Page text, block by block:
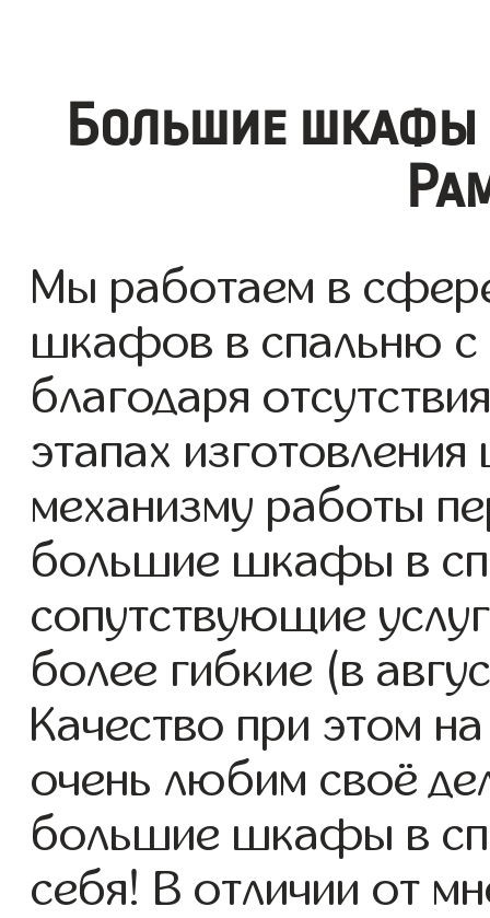
Большие шкафы
Мы работаем в
шкафов в спальню с
благодаря
этапах
механизму работы
большие шкафы в
сопутствующие
более гибкие (в
Качество при этом
очень любим своё
большие шкафы в
себя! В отличии от